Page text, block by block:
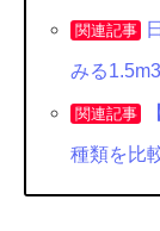
関連記事
みる
関連記事
種類を比